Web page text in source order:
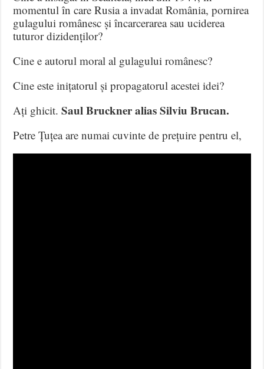
momentul în care Rusia a invadat România, pornirea
gulagului românesc și încarcerarea sau uciderea
tuturor dizidenților?
Cine e autorul moral al gulagului românesc?
Cine este inițatorul și propagatorul acestei idei?
Ați ghicit.Saul Bruckner alias Silviu Brucan.
Petre Țuțea are numai cuvinte de prețuire pentru el,